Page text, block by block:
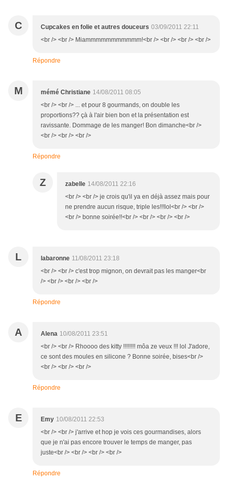
C Cupcakes en folie et autres douceurs 03/09/2011 22:11
<br /> <br /> Miammmmmmmmmmm!<br /> <br /> <br /> <br />
Répondre
M mémé Christiane 14/08/2011 08:05
<br /> <br /> ... et pour 8 gourmands, on double les
proportions?? çà à l'air bien bon et la présentation est
ravissante. Dommage de les manger! Bon dimanche<br />
<br /> <br /> <br />
Répondre
Z zabelle 14/08/2011 22:16
<br /> <br /> je crois qu'il ya en déjà assez mais pour
ne prendre aucun risque, triple les!!!lol<br /> <br />
<br /> bonne soirée!!<br /> <br /> <br /> <br />
L labaronne 11/08/2011 23:18
<br /> <br /> c'est trop mignon, on devrait pas les manger<br
/> <br /> <br /> <br />
Répondre
A Alena 10/08/2011 23:51
<br /> <br /> Rhoooo des kitty !!!!!!!! môa ze veux !!! lol J'adore,
ce sont des moules en silicone ? Bonne soirée, bises<br />
<br /> <br /> <br />
Répondre
E Emy 10/08/2011 22:53
<br /> <br /> j'arrive et hop je vois ces gourmandises, alors
que je n'ai pas encore trouver le temps de manger, pas
juste<br /> <br /> <br /> <br />
Répondre